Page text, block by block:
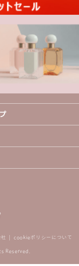
Reserved.
cookieポリシーについて